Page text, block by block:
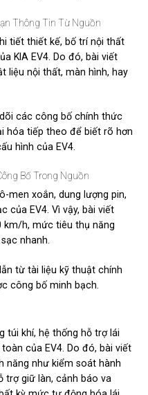
Thông Tin Từ Nguồn
tiết thiết kế, bố trí nội thất
KIA EV4. Do đó, bài viết
liệu nội thất, màn hình, hay
các công bố chính thức
hóa tiếp theo để biết rõ hơn
hình của EV4.
Bố Trong Nguồn
men xoắn, dung lượng pin,
của EV4. Vì vậy, bài viết
km/h, mức tiêu thụ năng
nhanh.
từ tài liệu kỹ thuật chính
công bố minh bạch.
túi khí, hệ thống hỗ trợ lái
của EV4. Do đó, bài viết
năng như kiểm soát hành
trợ giữ làn, cảnh báo va